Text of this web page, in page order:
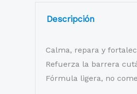
Descripción
Calma, repara y
Refuerza la barrera
Fórmula ligera, no